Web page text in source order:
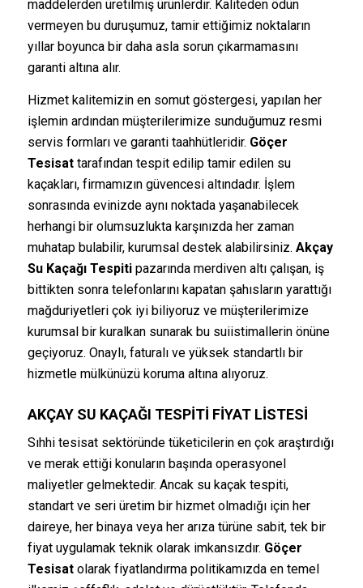
maddelerden üretilmiş ürünlerdir. Kaliteden ödün
vermeyen bu duruşumuz, tamir ettiğimiz noktaların
yıllar boyunca bir daha asla sorun çıkarmamasını
garanti altına alır.
Hizmet kalitemizin en somut göstergesi, yapılan her
işlemin ardından müşterilerimize sunduğumuz resmi
servis formları ve garanti taahhütleridir. Göçer
Tesisattarafından tespit edilip tamir edilen su
kaçakları, firmamızın güvencesi altındadır. İşlem
sonrasında evinizde aynı noktada yaşanabilecek
herhangi bir olumsuzlukta karşınızda her zaman
muhatap bulabilir, kurumsal destek alabilirsiniz. Akçay
Su Kaçağı Tespitipazarında merdiven altı çalışan, iş
bittikten sonra telefonlarını kapatan şahısların yarattığı
mağduriyetleri çok iyi biliyoruz ve müşterilerimize
kurumsal bir kuralkan sunarak bu suiistimallerin önüne
geçiyoruz. Onaylı, faturalı ve yüksek standartlı bir
hizmetle mülkünüzü koruma altına alıyoruz.
AKÇAY SU KAÇAĞI TESPITI FIYAT LISTESI
Sıhhi tesisat sektöründe tüketicilerin en çok araştırdığı
ve merak ettiği konuların başında operasyonel
maliyetler gelmektedir. Ancak su kaçak tespiti,
standart ve seri üretim bir hizmet olmadığı için her
daireye, her binaya veya her arıza türüne sabit, tek bir
fiyat uygulamak teknik olarak imkansızdır. Göçer
Tesisatolarak fiyatlandırma politikamızda en temel